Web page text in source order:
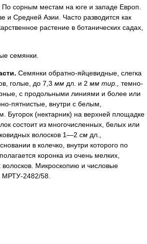
По сорным местам на юге и западе Европ.
и Средней Азии. Часто разводится как
растение в ботанических садах,
семянки.
Семянки обратно-яйцевидные, слегка
голые, до 7,3 мм дл. и 2 мм тир., темно-
с продольными линиями и более или
пятнистые, внутри с белым,
Бугорок (нектарник) на верхней площадке
состоит из многочисленных, белых или
волосков 1—2 см дл
в колечко, внутри которого по
коронка из очень мелких,
Микроскопию и числовые
МРТУ-2482/58.